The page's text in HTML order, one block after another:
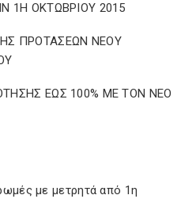
με μετρητά από 1η
1Η ΟΚΤΩΒΡΙΟΥ 2015
ΠΡΟΤΑΣΕΩΝ ΝΕΟΥ
ΕΩΣ 100% ΜΕ ΤΟΝ ΝΕΟ